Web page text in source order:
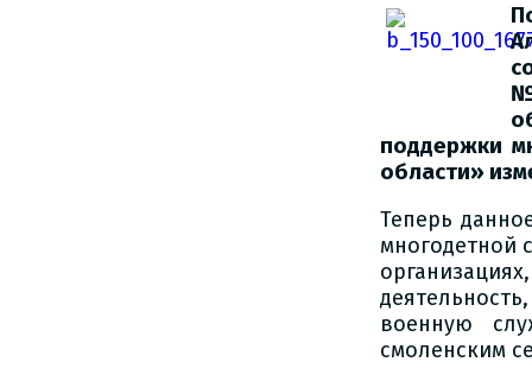
№
поддержки
области»
Теперь
многодетной
военную
смоленским